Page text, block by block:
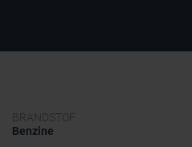
BRANDSTOF
Benzine